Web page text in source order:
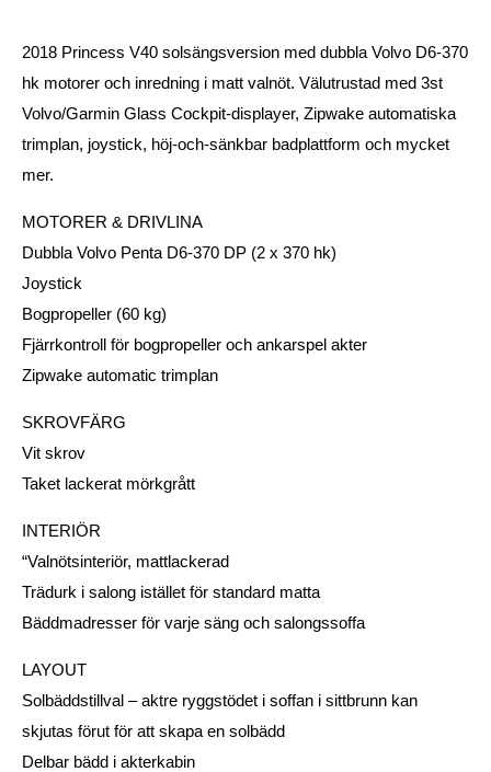
2018 Princess V40 solsängsversion med dubbla Volvo D6-370
hk motorer och inredning i matt valnöt. Välutrustad med 3st
Volvo/Garmin Glass Cockpit-displayer, Zipwake automatiska
trimplan, joystick, höj-och-sänkbar badplattform och mycket
mer.
MOTORER & DRIVLINA
Dubbla Volvo Penta D6-370 DP (2 x 370 hk)
Joystick
Bogpropeller (60 kg)
Fjärrkontroll för bogpropeller och ankarspel akter
Zipwake automatic trimplan
SKROVFÄRG
Vit skrov
Taket lackerat mörkgrått
INTERIÖR
“Valnötsinteriör, mattlackerad
Trädurk i salong istället för standard matta
Bäddmadresser för varje säng och salongssoffa
LAYOUT
Solbäddstillval – aktre ryggstödet i soffan i sittbrunn kan
skjutas förut för att skapa en solbädd
Delbar bädd i akterkabin